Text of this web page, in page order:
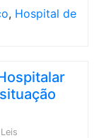
, Hospital de